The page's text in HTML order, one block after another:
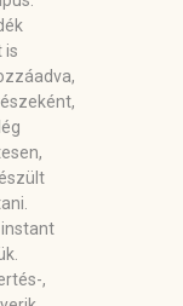
is
,